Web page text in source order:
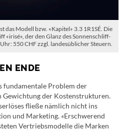
das Modell bzw. «Kapitel» 3.3 1R1SÉ. Die
«irisé», der den Glanz des Sonnenschliff-
550 CHF zzgl. landesüblicher Steuern.
ENDE
fundamentale Problem der
Gewichtung der Kostenstrukturen.
fließe nämlich nicht ins
und Marketing. «Erschwerend
Vertriebsmodelle die Marken